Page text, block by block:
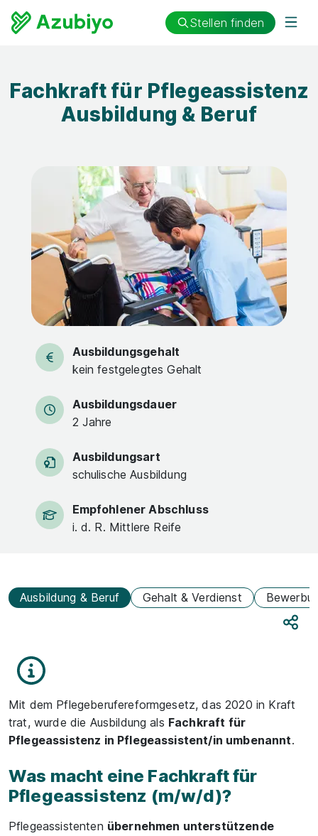
Stellen finden
Fachkraft für Pflegeassistenz
Ausbildung & Beruf
Ausbildungsgehalt
kein festgelegtes Gehalt
Ausbildungsdauer
2 Jahre
Ausbildungsart
schulische Ausbildung
Empfohlener Abschluss
i. d. R. Mittlere Reife
Ausbildung & Beruf Gehalt & Verdienst
Mit dem Pflegeberufereformgesetz, das 2020 in Kraft
trat, wurde die Ausbildung als Fachkraft für
Pflegeassistenz in Pflegeassistent/in umbenannt.
Was macht eine Fachkraft für
Pflegeassistenz (m/w/d)?
Pflegeassistenten übernehmen unterstützende